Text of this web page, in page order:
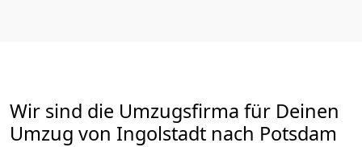
Wir sind die Umzugsfirma für Deinen
Umzug von Ingolstadt nach Potsdam